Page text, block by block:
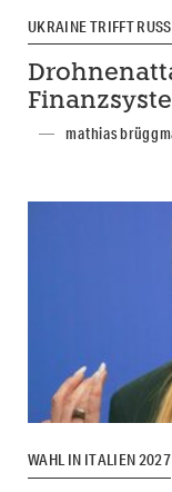
UKRAINE TRIFFT
mathias
WAHL IN ITALIEN 2027